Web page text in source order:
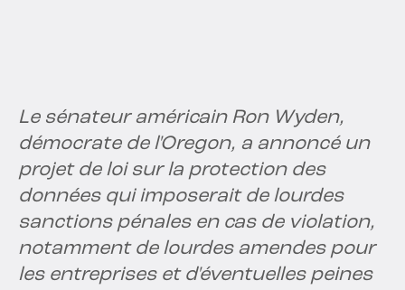
Le sénateur américain Ron Wyden,
démocrate de l'Oregon, a annoncé un
projet de loi sur la protection des
données qui imposerait de lourdes
sanctions pénales en cas de violation,
notamment de lourdes amendes pour
les entreprises et d'éventuelles peines